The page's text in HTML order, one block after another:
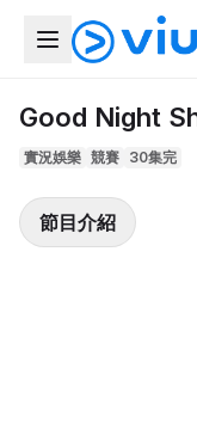
Good Night
實況娛樂 競賽 30集完
節目介紹